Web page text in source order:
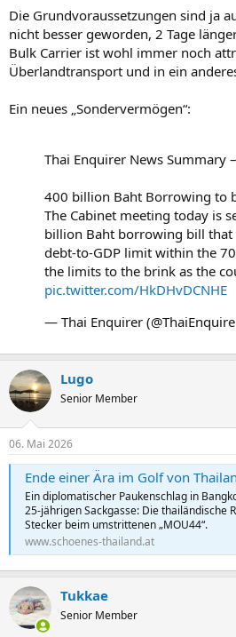
Die Grundvoraussetzungen sind ja
nicht besser geworden, 2 Tage
Bulk Carrier ist wohl immer noch
Überlandtransport und in ein
Ein neues „Sondervermögen“:
Thai Enquirer News Summary
400 billion Baht Borrowing to
The Cabinet meeting today is
billion Baht borrowing bill that
debt-to-GDP limit within the
the limits to the brink as the
pic.twitter.com/HkDHvDCNHE
— Thai Enquirer
Lugo
Senior Member
06. Mai 2026
Ende einer Ära im Golf von Thailand: Thailand kündigt
Ein diplomatischer Paukenschlag in
25-jährigen Sackgasse: Die thailändische
Stecker beim umstrittenen „MOU44“.
www.schoenes-thailand.at
Tukkae
Senior Member